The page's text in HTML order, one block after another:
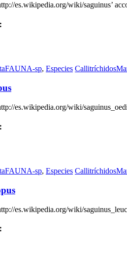
es.wikipedia.org/wiki/saguinus’
sp, Especies Callitríchidos
es.wikipedia.org/wiki/
sp, Especies Callitríchidos
es.wikipedia.org/wiki/